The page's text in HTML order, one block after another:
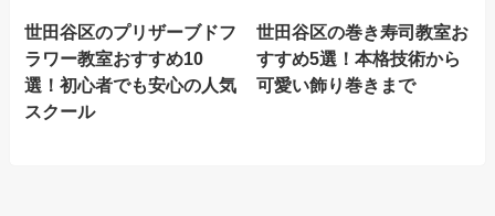
世田谷区のプリザーブドフ
ラワー教室おすすめ10
選！初心者でも安心の人気
スクール
世田谷区の巻き寿司教室お
すすめ5選！本格技術から
可愛い飾り巻きまで